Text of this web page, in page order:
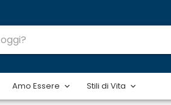
Amo Essere Stili di Vita